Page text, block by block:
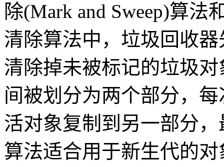
除(Mark and Sweep)算
清除算法中，垃圾回收
清除掉未被标记的垃圾
间被划分为两个部分，
活对象复制到另一部分
算法适合用于新生代的